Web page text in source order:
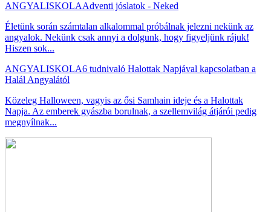
ANGYALISKOLAAdventi jóslatok - Neked
Életünk során számtalan alkalommal próbálnak jelezni nekünk az
angyalok. Nekünk csak annyi a dolgunk, hogy figyeljünk rájuk!
Hiszen sok...
ANGYALISKOLA6 tudnivaló Halottak Napjával kapcsolatban a
Halál Angyalától
Közeleg Halloween, vagyis az ősi Samhain ideje és a Halottak
Napja. Az emberek gyászba borulnak, a szellemvilág átjárói pedig
megnyílnak...